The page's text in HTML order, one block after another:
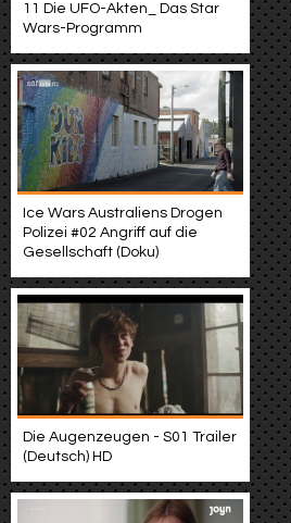
11 Die UFO-Akten_ Das Star
Wars-Programm
Ice Wars Australiens Drogen
Polizei #02 Angriff auf die
Gesellschaft (Doku)
Die Augenzeugen - S01 Trailer
(Deutsch) HD